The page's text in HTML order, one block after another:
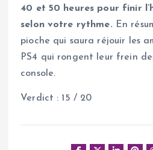
40 et 50 heures pour finir
selon votre rythme. En
pioche qui saura réjouir les
PS4 qui rongent leur frein
console.
Verdict : 15 / 20